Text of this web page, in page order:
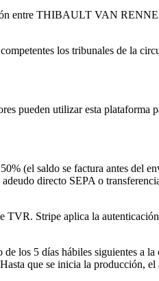
entre THIBAULT VAN
los tribunales de la
pueden utilizar esta plataforma
(el saldo se factura antes del
directo SEPA o
TVR. Stripe aplica la
los 5 días hábiles siguientes a
que se inicia la producción, el